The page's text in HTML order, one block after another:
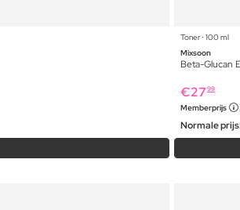
Toner ⋅ 100 ml
Mixsoon
Beta-Glucan
€27 99
Memberprijs
Normale